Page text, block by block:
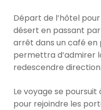
Départ de l’hôtel
désert en passant
arrêt dans un café
permettra d’admirer
redescendre
Le voyage se
pour rejoindre les